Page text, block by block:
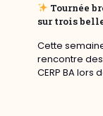
Tournée
sur trois
Cette
rencontre
CERP BA